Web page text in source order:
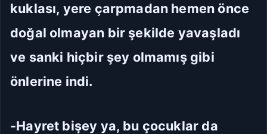
kuklası, yere çarpmadan hemen önce
doğal olmayan bir şekilde yavaşladı
ve sanki hiçbir şey olmamış gibi
önlerine indi.
-Hayret bişey ya, bu çocuklar da